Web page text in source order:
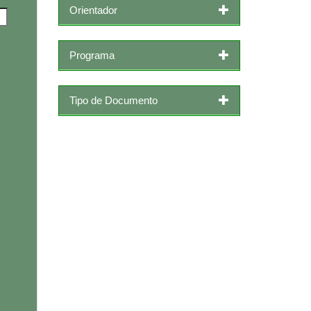
Orientador
Programa
Tipo de Documento